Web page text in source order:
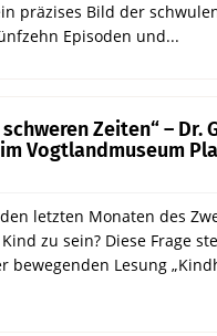
präzises Bild der
Episoden und...
Zeiten“ – Dr.
Vogtlandmuseum
letzten Monaten des
zu sein? Diese Frage
bewegenden Lesung